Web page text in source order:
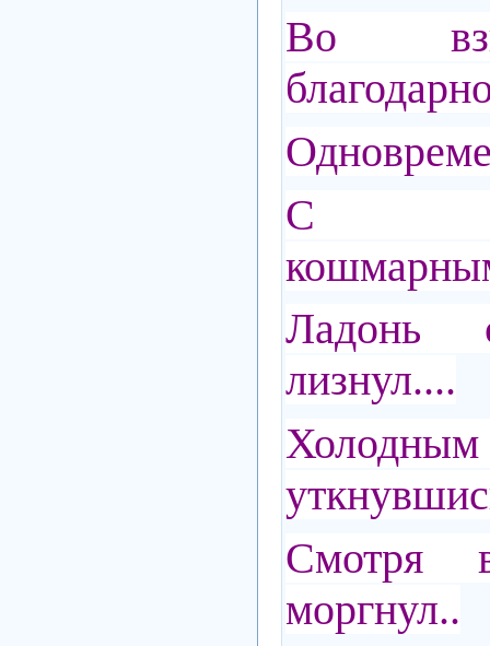
Во
С
Ладонь
лизнул....
Смотря
моргнул..